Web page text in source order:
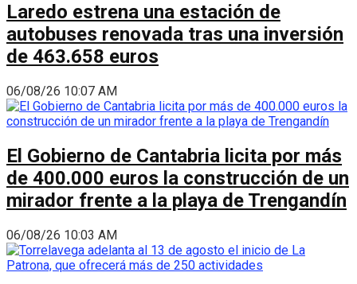
Laredo estrena una estación de
autobuses renovada tras una inversión
de 463.658 euros
06/08/26 10:07 AM
El Gobierno de Cantabria licita por más
de 400.000 euros la construcción de un
mirador frente a la playa de Trengandín
06/08/26 10:03 AM